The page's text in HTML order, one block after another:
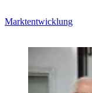
Marktentwicklung